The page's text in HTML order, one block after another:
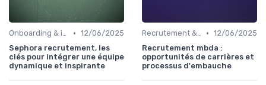
Onboarding & intégration des talents • 12/06/2025
Sephora recrutement, les
clés pour intégrer une équipe
dynamique et inspirante
Recrutement & acquisition de talents • 12/06/2025
Recrutement mbda :
opportunités de carrières et
processus d'embauche